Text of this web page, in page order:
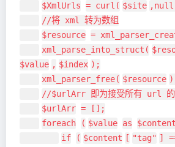
$XmlUrls = curl( $site
//将 xml 转为数组
$resource =
xml_parse_into_struct(
$value , $index );
xml_parser_free( $resource
//$urlArr 即为接受所有 url 的
$urlArr = [];
foreach
( $value as $content
if
( $content [ "tag" ]